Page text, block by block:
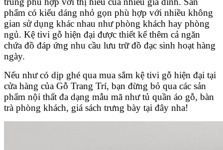
phẩm có kiểu dáng nhỏ gọn phù hợp với nhiều không
gian sử dụng khác nhau như phòng khách hay phòng
ngủ. Kệ tivi gỗ hiện đại được thiết kế thêm cả ngăn
chứa đồ đáp ứng nhu cầu lưu trữ đồ đạc sinh hoạt hàng
ngày.
Nếu như có dịp ghé qua mua sắm kệ tivi gỗ hiện đại tại
cửa hàng của Gỗ Trang Trí, bạn đừng bỏ qua các sản
phẩm nội thất đa dạng mẫu mã như tủ quần áo gỗ, bàn
trà phòng khách, giá sách trưng bày tại đây nha!